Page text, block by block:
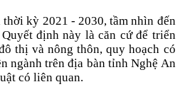
kỳ 2021 - 2030, tầm nhìn đến
định này là căn cứ để triển
thị và nông thôn, quy hoạch có
ngành trên địa bàn tỉnh Nghệ An
có liên quan.